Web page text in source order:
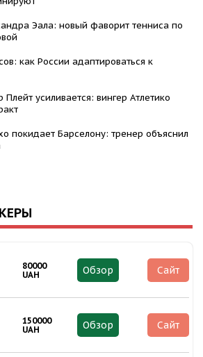
Эала: новый фаворит тенниса по
как России адаптироваться к
Плейт усиливается: вингер Атлетико
покидает Барселону: тренер объяснил
80000
UAH
Обзор Сайт
150000
UAH
Обзор Сайт